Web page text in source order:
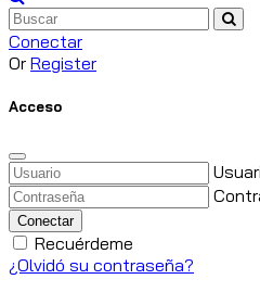
Conectar
Or Register
Acceso
Conectar
Recuérdeme
¿Olvidó su contraseña?